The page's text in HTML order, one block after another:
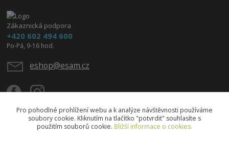
Zákaznická podpora
+420 602 494 600
Po-Pá, 9-16 hod.
eshop@esam.cz
Pro pohodlné prohlížení webu a k analýze návštěvnosti používáme
soubory cookie. Kliknutím na tlačítko "potvrdit" souhlasíte s
použitím souborů cookie. Bližší informace o cookies.